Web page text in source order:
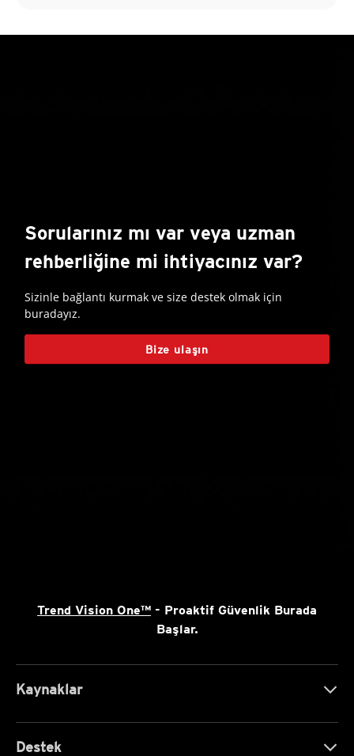
Sorularınız mı var veya uzman
rehberliğine mi ihtiyacınız var?
Sizinle bağlantı kurmak ve size destek olmak için
buradayız.
Bize ulaşın
Trend Vision One™ - Proaktif Güvenlik Burada
Başlar.
Kaynaklar
Destek